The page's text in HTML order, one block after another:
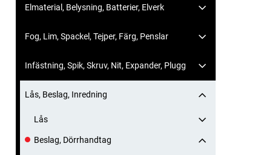
Elmaterial, Belysning, Batterier, Elverk
Fog, Lim, Spackel, Tejper, Färg, Penslar
Infästning, Spik, Skruv, Nit, Expander, Plugg
Lås, Beslag, Inredning
Lås
Beslag, Dörrhandtag